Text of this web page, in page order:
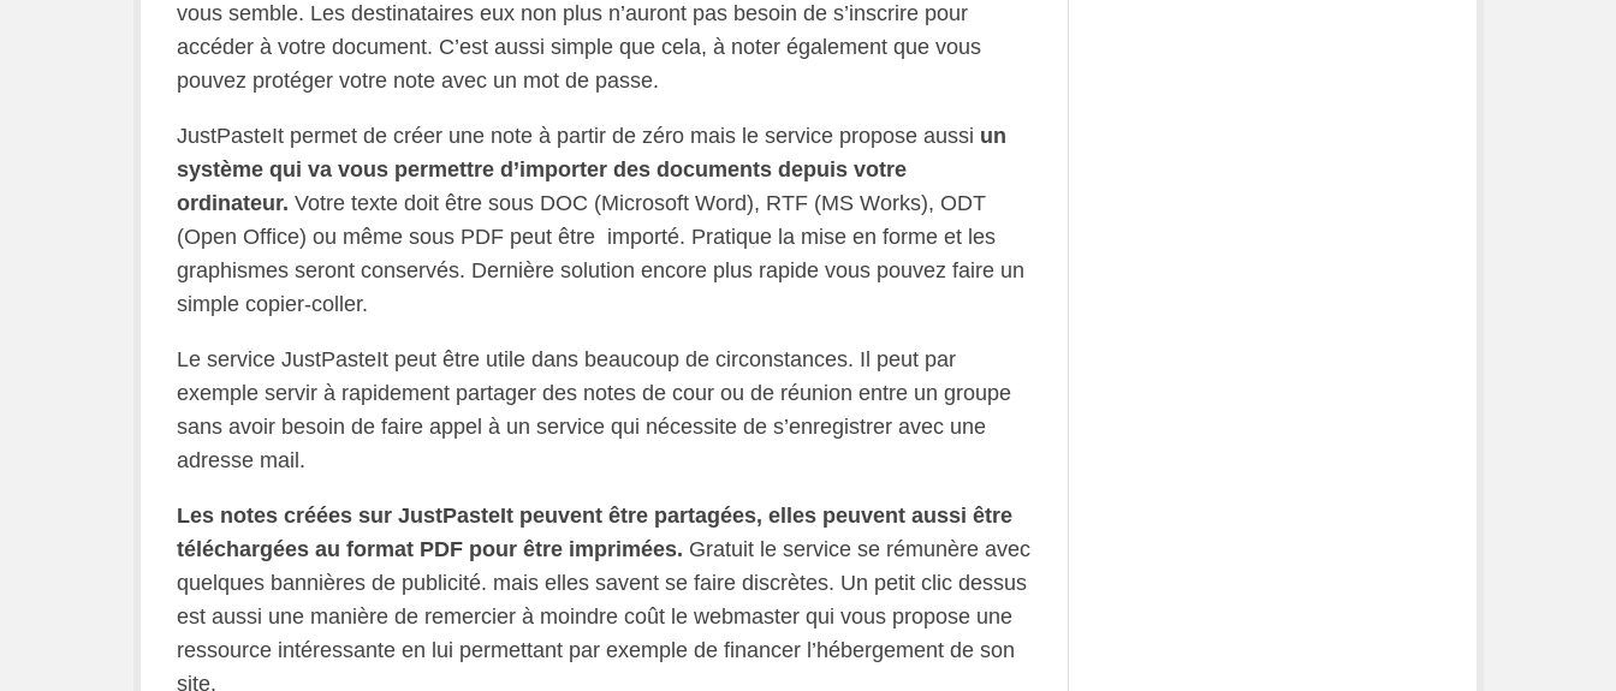
vous semble. Les destinataires eux non plus n’auront pas besoin de s’inscrire pour
accéder à votre document. C’est aussi simple que cela, à noter également que vous
pouvez protéger votre note avec un mot de passe.
JustPasteIt permet de créer une note à partir de zéro mais le service propose aussi un
système qui va vous permettre d’importer des documents depuis votre
ordinateur. Votre texte doit être sous DOC (Microsoft Word), RTF (MS Works), ODT
(Open Office) ou même sous PDF peut être importé. Pratique la mise en forme et les
graphismes seront conservés. Dernière solution encore plus rapide vous pouvez faire un
simple copier-coller.
Le service JustPasteIt peut être utile dans beaucoup de circonstances. Il peut par
exemple servir à rapidement partager des notes de cour ou de réunion entre un groupe
sans avoir besoin de faire appel à un service qui nécessite de s’enregistrer avec une
adresse mail.
Les notes créées sur JustPasteIt peuvent être partagées, elles peuvent aussi être
téléchargées au format PDF pour être imprimées. Gratuit le service se rémunère avec
quelques bannières de publicité. mais elles savent se faire discrètes. Un petit clic dessus
est aussi une manière de remercier à moindre coût le webmaster qui vous propose une
ressource intéressante en lui permettant par exemple de financer l’hébergement de son
site.